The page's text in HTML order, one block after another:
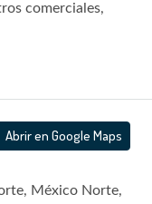
comerciales,
Abrir en Google Maps
México Norte,